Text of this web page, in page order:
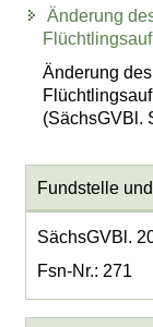
Änderung
Änderung
(SächsGVBl.
Fundstelle
SächsGVBl.
Fsn-Nr.: 271